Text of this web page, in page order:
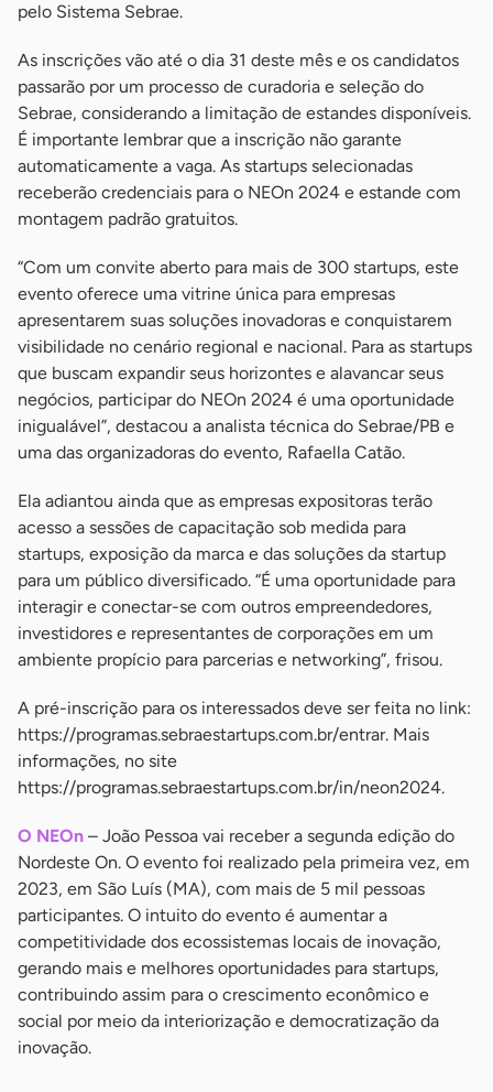
pelo Sistema Sebrae.
As inscrições vão até o dia 31 deste mês e os candidatos
passarão por um processo de curadoria e seleção do
Sebrae, considerando a limitação de estandes disponíveis.
É importante lembrar que a inscrição não garante
automaticamente a vaga. As startups selecionadas
receberão credenciais para o NEOn 2024 e estande com
montagem padrão gratuitos.
“Com um convite aberto para mais de 300 startups, este
evento oferece uma vitrine única para empresas
apresentarem suas soluções inovadoras e conquistarem
visibilidade no cenário regional e nacional. Para as startups
que buscam expandir seus horizontes e alavancar seus
negócios, participar do NEOn 2024 é uma oportunidade
inigualável”, destacou a analista técnica do Sebrae/PB e
uma das organizadoras do evento, Rafaella Catão.
Ela adiantou ainda que as empresas expositoras terão
acesso a sessões de capacitação sob medida para
startups, exposição da marca e das soluções da startup
para um público diversificado. “É uma oportunidade para
interagir e conectar-se com outros empreendedores,
investidores e representantes de corporações em um
ambiente propício para parcerias e networking”, frisou.
A pré-inscrição para os interessados deve ser feita no link:
https://programas.sebraestartups.com.br/entrar. Mais
informações, no site
https://programas.sebraestartups.com.br/in/neon2024.
O NEOn – João Pessoa vai receber a segunda edição do
Nordeste On. O evento foi realizado pela primeira vez, em
2023, em São Luís (MA), com mais de 5 mil pessoas
participantes. O intuito do evento é aumentar a
competitividade dos ecossistemas locais de inovação,
gerando mais e melhores oportunidades para startups,
contribuindo assim para o crescimento econômico e
social por meio da interiorização e democratização da
inovação.